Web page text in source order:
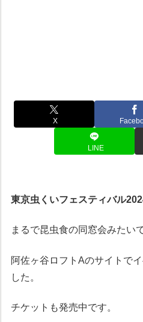
X
LINE
東京虫くいフェスティバル
まるで昆虫食の同窓会みたい
阿佐ヶ谷ロフトAのサイトで
した。
チケットも発売中です。